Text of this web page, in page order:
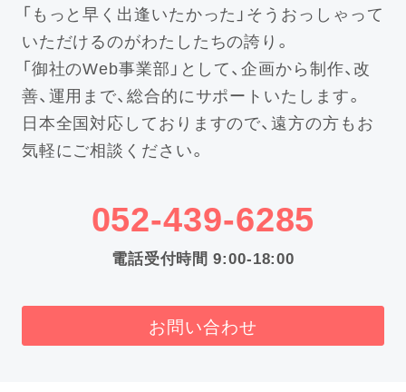
「もっと早く出逢いたかった」そうおっしゃって
いただけるのがわたしたちの誇り。
「御社のWeb事業部」として、企画から制作、改
善、運用まで、総合的にサポートいたします。
日本全国対応しておりますので、遠方の方もお
気軽にご相談ください。
052-439-6285
電話受付時間 9:00-18:00
お問い合わせ